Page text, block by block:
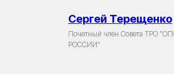
Сергей Терещенко
Почетный член Совета ТРО
РОССИИ"